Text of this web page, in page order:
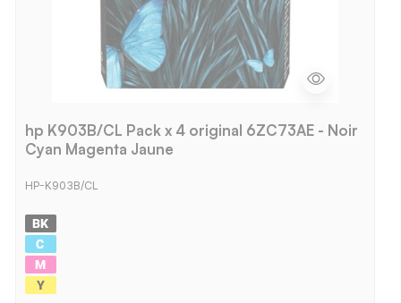
hp K903B/CL Pack x 4 original 6ZC73AE - Noir
Cyan Magenta Jaune
HP-K903B/CL